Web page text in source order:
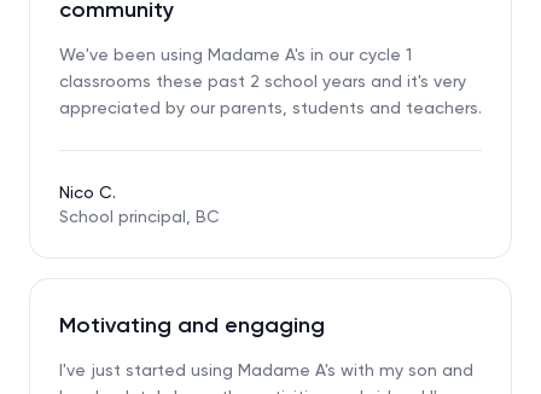
community
We've been using Madame A's in our cycle 1
classrooms these past 2 school years and it's very
appreciated by our parents, students and teachers.
Nico C.
School principal, BC
Motivating and engaging
I've just started using Madame A's with my son and